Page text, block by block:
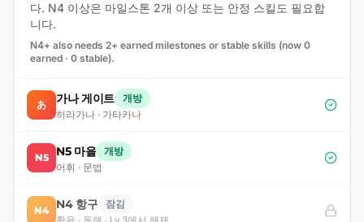
다. N4 이상은 마일스톤 2개 이상 또는 안정 스킬도 필요합
니다.
N4+ also needs 2+ earned milestones or stable skills (now 0
earned · 0 stable).
あ 가나 게이트
개방
히라가나 · 가타카나
N5 N5 마을
개방
어휘 · 문법
N4 N4 항구
잠김